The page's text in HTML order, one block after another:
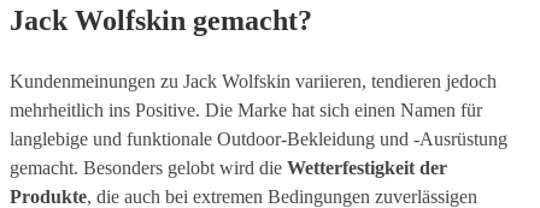
Jack Wolfskin gemacht?
Kundenmeinungen zu Jack Wolfskin variieren, tendieren jedoch
mehrheitlich ins Positive. Die Marke hat sich einen Namen für
langlebige und funktionale Outdoor-Bekleidung und -Ausrüstung
gemacht. Besonders gelobt wird die Wetterfestigkeit der
Produkte, die auch bei extremen Bedingungen zuverlässigen